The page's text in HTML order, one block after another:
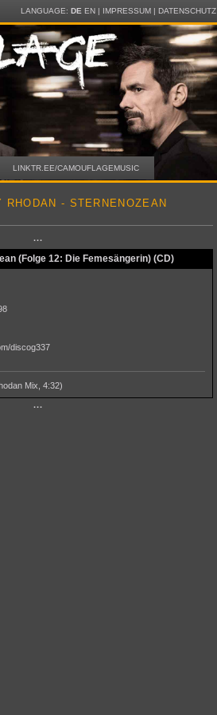
LANGUAGE: DE EN| IMPRESSUM| DATENSCHUTZ
LINKTR.EE/CAMOUFLAGEMUSIC
- STERNENOZEAN
···
(Folge 12: Die Femesängerin) (CD)
discog337
Mix, 4:32)
···